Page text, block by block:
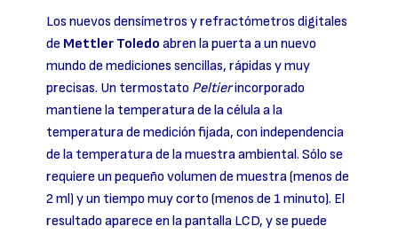
Los nuevos densímetros y refractómetros digitales
de Mettler Toledo abren la puerta a un nuevo
mundo de mediciones sencillas, rápidas y muy
precisas. Un termostato Peltierincorporado
mantiene la temperatura de la célula a la
temperatura de medición fijada, con independencia
de la temperatura de la muestra ambiental. Sólo se
requiere un pequeño volumen de muestra (menos de
2 ml) y un tiempo muy corto (menos de 1 minuto). El
resultado aparece en la pantalla LCD, y se puede